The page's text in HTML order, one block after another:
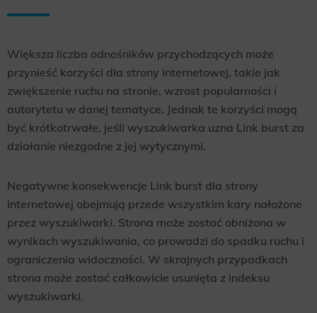
Większa liczba odnośników przychodzących może
przynieść korzyści dla strony internetowej, takie jak
zwiększenie ruchu na stronie, wzrost popularności i
autorytetu w danej tematyce. Jednak te korzyści mogą
być krótkotrwałe, jeśli wyszukiwarka uzna Link burst za
działanie niezgodne z jej wytycznymi.
Negatywne konsekwencje Link burst dla strony
internetowej obejmują przede wszystkim kary nałożone
przez wyszukiwarki. Strona może zostać obniżona w
wynikach wyszukiwania, co prowadzi do spadku ruchu i
ograniczenia widoczności. W skrajnych przypadkach
strona może zostać całkowicie usunięta z indeksu
wyszukiwarki.